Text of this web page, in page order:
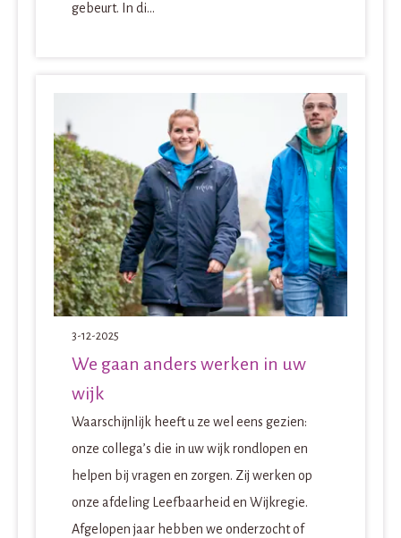
gebeurt. In di...
We gaan anders werken in uw
wijk
3-12-2025
Waarschijnlijk heeft u ze wel eens gezien:
onze collega’s die in uw wijk rondlopen en
helpen bij vragen en zorgen. Zij werken op
onze afdeling Leefbaarheid en Wijkregie.
Afgelopen jaar hebben we onderzocht of